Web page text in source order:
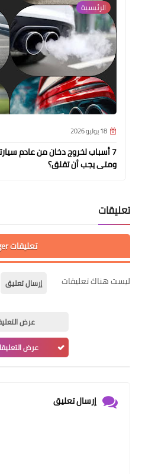
الرئيسية
18 يوليو 2026
7 أسباب لخروج دخان من عادم
ومتى يجب أن تقلق؟
تعليقات
تعليقات Blogger
ليست هناك تعليقات إرسال تعليق
عرض
عرض
إرسال تعليق